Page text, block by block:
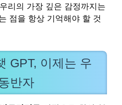
리의 가장 깊은 감정까지는
점을 항상 기억해야 할 것
GPT, 이제는 우
반자